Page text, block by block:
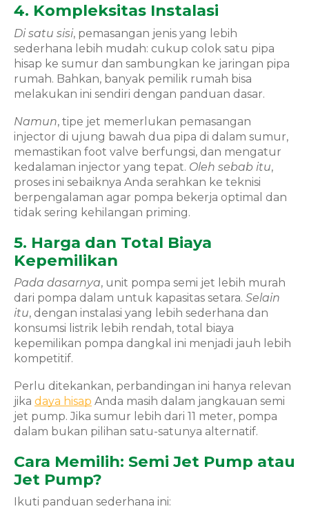
4. Kompleksitas Instalasi
Di satu sisi, pemasangan jenis yang lebih
sederhana lebih mudah: cukup colok satu pipa
hisap ke sumur dan sambungkan ke jaringan pipa
rumah. Bahkan, banyak pemilik rumah bisa
melakukan ini sendiri dengan panduan dasar.
Namun, tipe jet memerlukan pemasangan
injector di ujung bawah dua pipa di dalam sumur,
memastikan foot valve berfungsi, dan mengatur
kedalaman injector yang tepat. Oleh sebab itu,
proses ini sebaiknya Anda serahkan ke teknisi
berpengalaman agar pompa bekerja optimal dan
tidak sering kehilangan priming.
5. Harga dan Total Biaya
Kepemilikan
Pada dasarnya, unit pompa semi jet lebih murah
dari pompa dalam untuk kapasitas setara. Selain
itu, dengan instalasi yang lebih sederhana dan
konsumsi listrik lebih rendah, total biaya
kepemilikan pompa dangkal ini menjadi jauh lebih
kompetitif.
Perlu ditekankan, perbandingan ini hanya relevan
jika daya hisap Anda masih dalam jangkauan semi
jet pump. Jika sumur lebih dari 11 meter, pompa
dalam bukan pilihan satu-satunya alternatif.
Cara Memilih: Semi Jet Pump atau
Jet Pump?
Ikuti panduan sederhana ini: